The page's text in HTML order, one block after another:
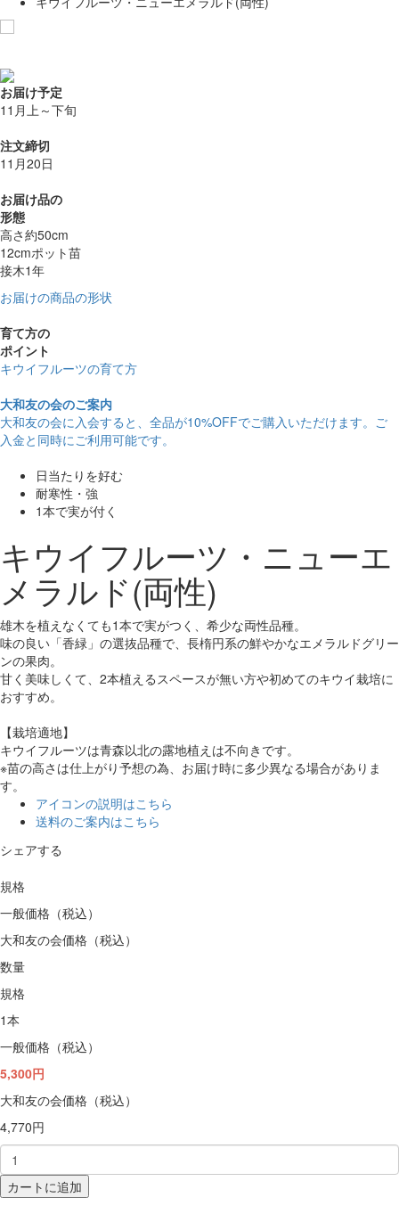
お届け予定
11月上～下旬
注文締切
11月20日
お届け品の
形態
高さ約50cm
12cmポット苗
接木1年
お届けの商品の形状
育て方の
ポイント
キウイフルーツの育て方
大和友の会のご案内
大和友の会に入会すると、 全品が10%OFFでご購入いただけます。ご
入金と同時にご利用可能です。
日当たりを好む
耐寒性・強
1本で実が付く
キウイフルーツ・ニューエ
メラルド(両性)
雄木を植えなくても1本で実がつく、希少な両性品種。
味の良い「香緑」の選抜品種で、長楕円系の鮮やかなエメラルドグリー
ンの果肉。
甘く美味しくて、2本植えるスペースが無い方や初めてのキウイ栽培に
おすすめ。
【栽培適地】
キウイフルーツは青森以北の露地植えは不向きです。
※苗の高さは仕上がり予想の為、お届け時に多少異なる場合がありま
す。
アイコンの説明はこちら
送料のご案内はこちら
シェアする
規格
一般価格（税込）
大和友の会価格（税込）
数量
規格
1本
一般価格（税込）
5,300円
大和友の会価格（税込）
4,770円
カートに追加